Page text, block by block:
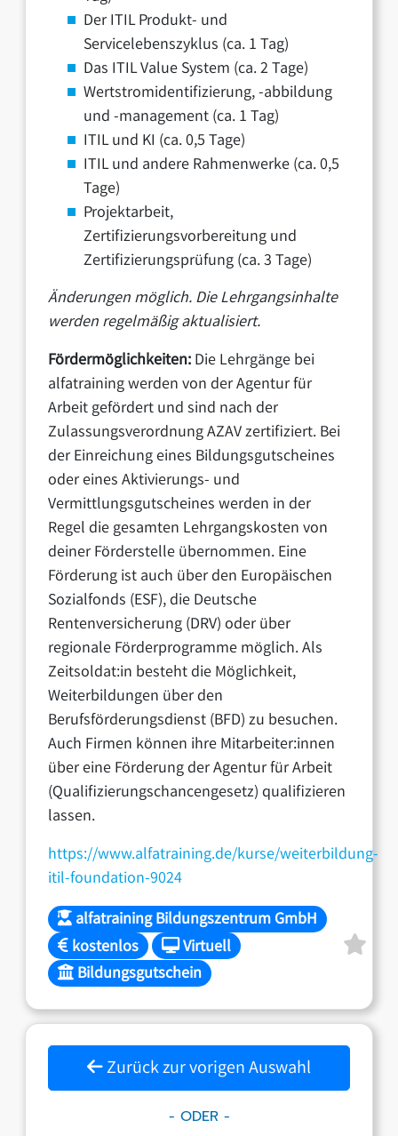
Der ITIL Produkt- und
Servicelebenszyklus (ca. 1 Tag)
Das ITIL Value System (ca. 2 Tage)
Wertstromidentifizierung, -abbildung
und -management (ca. 1 Tag)
ITIL und KI (ca. 0,5 Tage)
ITIL und andere Rahmenwerke (ca. 0,5
Tage)
Projektarbeit,
Zertifizierungsvorbereitung und
Zertifizierungsprüfung (ca. 3 Tage)
Änderungen möglich. Die Lehrgangsinhalte
werden regelmäßig aktualisiert.
Fördermöglichkeiten:Die Lehrgänge bei
alfatraining werden von der Agentur für
Arbeit gefördert und sind nach der
Zulassungsverordnung AZAV zertifiziert. Bei
der Einreichung eines Bildungsgutscheines
oder eines Aktivierungs- und
Vermittlungsgutscheines werden in der
Regel die gesamten Lehrgangskosten von
deiner Förderstelle übernommen. Eine
Förderung ist auch über den Europäischen
Sozialfonds (ESF), die Deutsche
Rentenversicherung (DRV) oder über
regionale Förderprogramme möglich. Als
Zeitsoldat:in besteht die Möglichkeit,
Weiterbildungen über den
Berufsförderungsdienst (BFD) zu besuchen.
Auch Firmen können ihre Mitarbeiter:innen
über eine Förderung der Agentur für Arbeit
(Qualifizierungschancengesetz) qualifizieren
lassen.
https://www.alfatraining.de/kurse/weiterbildung-
itil-foundation-9024
alfatraining Bildungszentrum GmbH
kostenlos
Virtuell
Bildungsgutschein
Zurück zur vorigen Auswahl
- ODER -